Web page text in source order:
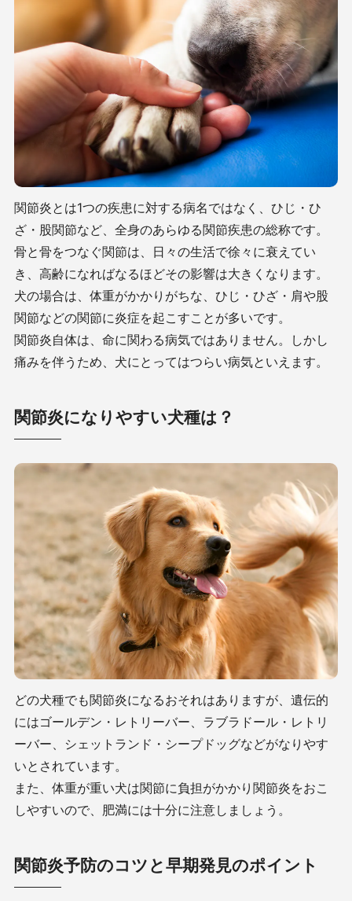
関節炎とは1つの疾患に対する病名ではなく、ひじ・ひ
ざ・股関節など、全身のあらゆる関節疾患の総称です。
骨と骨をつなぐ関節は、日々の生活で徐々に衰えてい
き、高齢になればなるほどその影響は大きくなります。
犬の場合は、体重がかかりがちな、ひじ・ひざ・肩や股
関節などの関節に炎症を起こすことが多いです。
関節炎自体は、命に関わる病気ではありません。しかし
痛みを伴うため、犬にとってはつらい病気といえます。
関節炎になりやすい犬種は？
どの犬種でも関節炎になるおそれはありますが、遺伝的
にはゴールデン・レトリーバー、ラブラドール・レトリ
ーバー、シェットランド・シープドッグなどがなりやす
いとされています。
また、体重が重い犬は関節に負担がかかり関節炎をおこ
しやすいので、肥満には十分に注意しましょう。
関節炎予防のコツと早期発見のポイント